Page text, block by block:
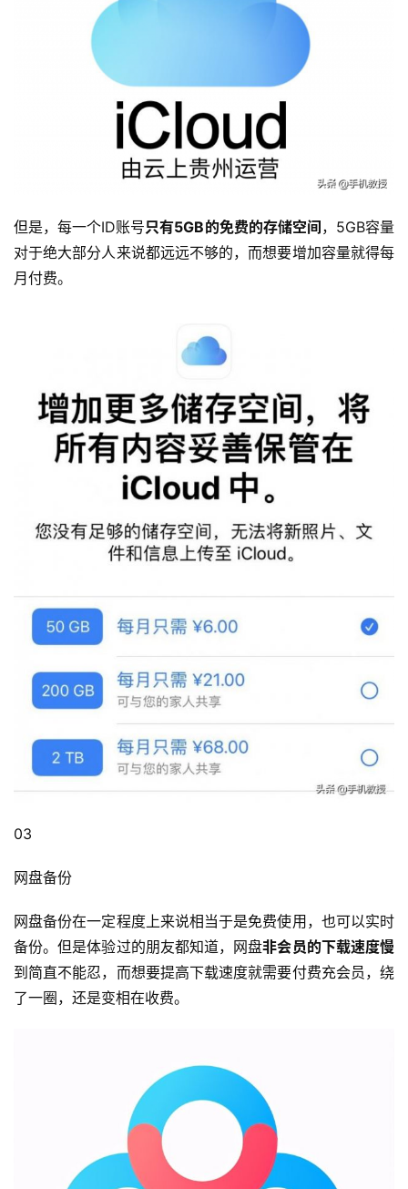
但是，每一个ID账号只有5GB的免费的存储空间，5GB容量
对于绝大部分人来说都远远不够的，而想要增加容量就得每
月付费。
03
网盘备份
网盘备份在一定程度上来说相当于是免费使用，也可以实时
备份。但是体验过的朋友都知道，网盘非会员的下载速度慢
到简直不能忍，而想要提高下载速度就需要付费充会员，绕
了一圈，还是变相在收费。